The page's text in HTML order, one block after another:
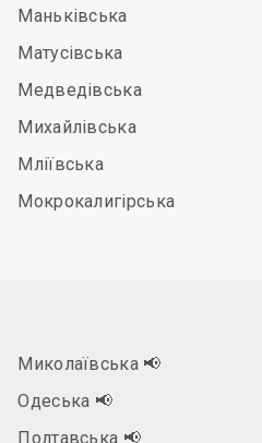
Маньківська
Матусівська
Медведівська
Михайлівська
Мліївська
Мокрокалигірська
Миколаївська 📢
Одеська 📢
Полтавська 📢